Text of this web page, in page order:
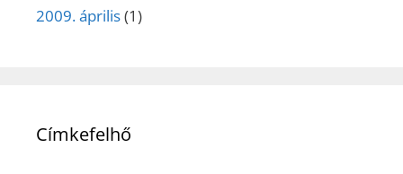
2009. április(1)
Címkefelhő